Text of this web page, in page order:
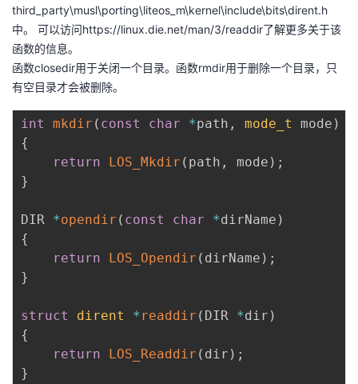
third_party\musl\porting\liteos_m\kernel\include\bits\dirent.h
中。 可以访问https://linux.die.net/man/3/readdir了解更多关于该
函数的信息。
函数closedir用于关闭一个目录。函数rmdir用于删除一个目录，只
有空目录才会被删除。
int mkdir ( const char *path , mode_t mode )
{
return
LOS_Mkdir ( path , mode ) ;
}
DIR *opendir ( const char *dirName )
{
return
LOS_Opendir ( dirName ) ;
}
struct dirent * readdir ( DIR *dir )
{
return
LOS_Readdir ( dir ) ;
}